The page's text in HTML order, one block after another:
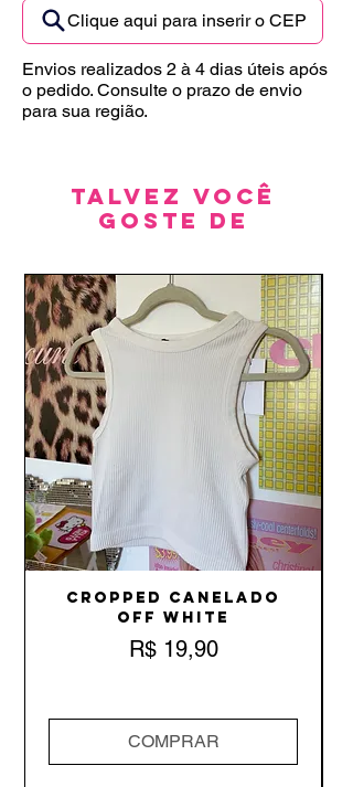
Clique aqui para inserir o CEP
Envios realizados 2 à 4 dias úteis após
o pedido. Consulte o prazo de envio
para sua região.
Talvez você
goste de
Cropped Canelado
Off White
Preço
R$ 19,90
COMPRAR